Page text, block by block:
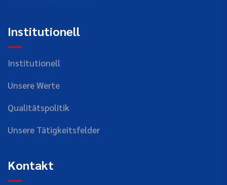
Institutionell
Institutionell
Unsere Werte
Qualitätspolitik
Unsere Tätigkeitsfelder
Kontakt